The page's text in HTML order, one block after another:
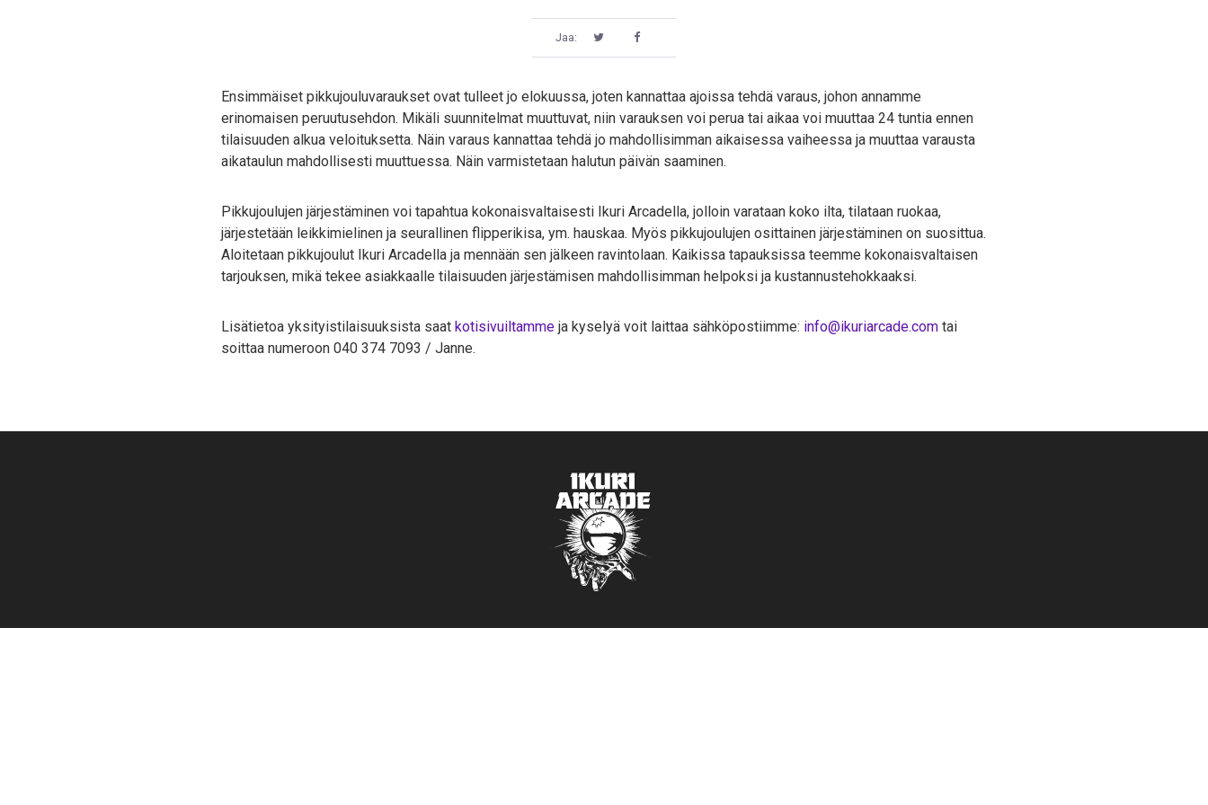
Jaa:
Ensimmäiset pikkujouluvaraukset ovat tulleet jo elokuussa, joten kannattaa ajoissa tehdä varaus, johon annamme
erinomaisen peruutusehdon. Mikäli suunnitelmat muuttuvat, niin varauksen voi perua tai aikaa voi muuttaa 24 tuntia ennen
tilaisuuden alkua veloituksetta. Näin varaus kannattaa tehdä jo mahdollisimman aikaisessa vaiheessa ja muuttaa varausta
aikataulun mahdollisesti muuttuessa. Näin varmistetaan halutun päivän saaminen.
Pikkujoulujen järjestäminen voi tapahtua kokonaisvaltaisesti Ikuri Arcadella, jolloin varataan koko ilta, tilataan ruokaa,
järjestetään leikkimielinen ja seurallinen flipperikisa, ym. hauskaa. Myös pikkujoulujen osittainen järjestäminen on suosittua.
Aloitetaan pikkujoulut Ikuri Arcadella ja mennään sen jälkeen ravintolaan. Kaikissa tapauksissa teemme kokonaisvaltaisen
tarjouksen, mikä tekee asiakkaalle tilaisuuden järjestämisen mahdollisimman helpoksi ja kustannustehokkaaksi.
Lisätietoa yksityistilaisuuksista saat kotisivuiltammeja kyselyä voit laittaa sähköpostiimme: info@ikuriarcade.comtai
soittaa numeroon 040 374 7093 / Janne.
Ota yhteyttä: